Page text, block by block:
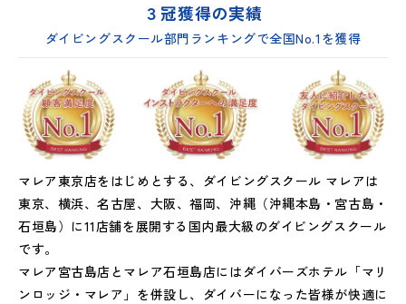
３冠獲得の実績
ダイビングスクール部門ランキングで全国No.1を獲得
マレア東京店をはじめとする、ダイビングスクール マレアは
東京、横浜、名古屋、大阪、福岡、沖縄（沖縄本島・宮古島・
石垣島）に11店舗を展開する国内最大級のダイビングスクール
です。
マレア宮古島店とマレア石垣島店にはダイバーズホテル「マリ
ンロッジ・マレア」を併設し、ダイバーになった皆様が快適に